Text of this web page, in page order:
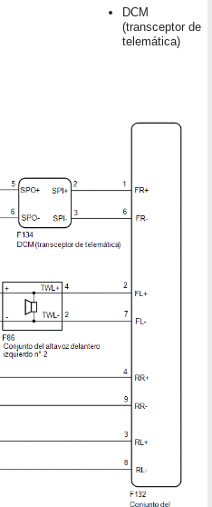
DCM
(transceptor de
telemática)